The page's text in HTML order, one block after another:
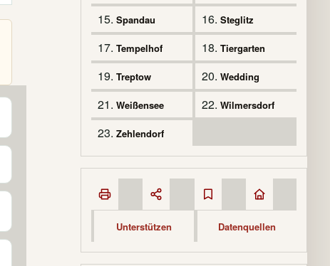
15. Spandau 16. Steglitz
17. Tempelhof 18. Tiergarten
19. Treptow 20. Wedding
21. Weißensee 22. Wilmersdorf
23. Zehlendorf
Unterstützen Datenquellen